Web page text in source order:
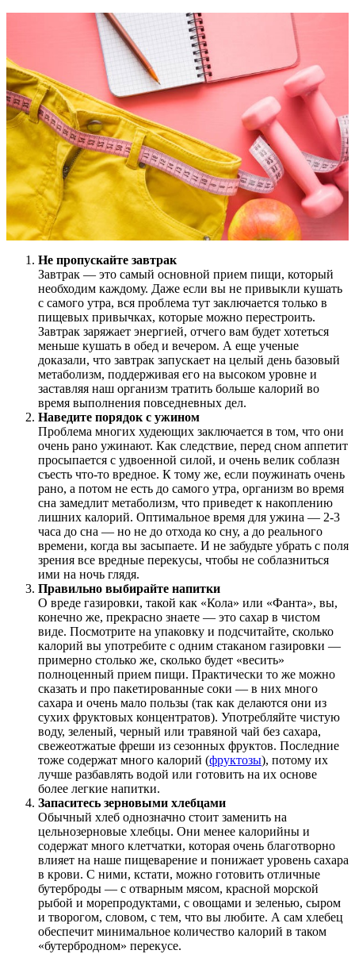
Не пропускайте завтрак
Завтрак — это самый основной прием пищи, который
необходим каждому. Даже если вы не привыкли кушать
с самого утра, вся проблема тут заключается только в
пищевых привычках, которые можно перестроить.
Завтрак заряжает энергией, отчего вам будет хотеться
меньше кушать в обед и вечером. А еще ученые
доказали, что завтрак запускает на целый день базовый
метаболизм, поддерживая его на высоком уровне и
заставляя наш организм тратить больше калорий во
время выполнения повседневных дел.
Наведите порядок с ужином
Проблема многих худеющих заключается в том, что они
очень рано ужинают. Как следствие, перед сном аппетит
просыпается с удвоенной силой, и очень велик соблазн
съесть что-то вредное. К тому же, если поужинать очень
рано, а потом не есть до самого утра, организм во время
сна замедлит метаболизм, что приведет к накоплению
лишних калорий. Оптимальное время для ужина — 2-3
часа до сна — но не до отхода ко сну, а до реального
времени, когда вы засыпаете. И не забудьте убрать с поля
зрения все вредные перекусы, чтобы не соблазниться
ими на ночь глядя.
Правильно выбирайте напитки
О вреде газировки, такой как «Кола» или «Фанта», вы,
конечно же, прекрасно знаете — это сахар в чистом
виде. Посмотрите на упаковку и подсчитайте, сколько
калорий вы употребите с одним стаканом газировки —
примерно столько же, сколько будет «весить»
полноценный прием пищи. Практически то же можно
сказать и про пакетированные соки — в них много
сахара и очень мало пользы (так как делаются они из
сухих фруктовых концентратов). Употребляйте чистую
воду, зеленый, черный или травяной чай без сахара,
свежеотжатые фреши из сезонных фруктов. Последние
тоже содержат много калорий (фруктозы), потому их
лучше разбавлять водой или готовить на их основе
более легкие напитки.
Запаситесь зерновыми хлебцами
Обычный хлеб однозначно стоит заменить на
цельнозерновые хлебцы. Они менее калорийны и
содержат много клетчатки, которая очень благотворно
влияет на наше пищеварение и понижает уровень сахара
в крови. С ними, кстати, можно готовить отличные
бутерброды — с отварным мясом, красной морской
рыбой и морепродуктами, с овощами и зеленью, сыром
и творогом, словом, с тем, что вы любите. А сам хлебец
обеспечит минимальное количество калорий в таком
«бутербродном» перекусе.